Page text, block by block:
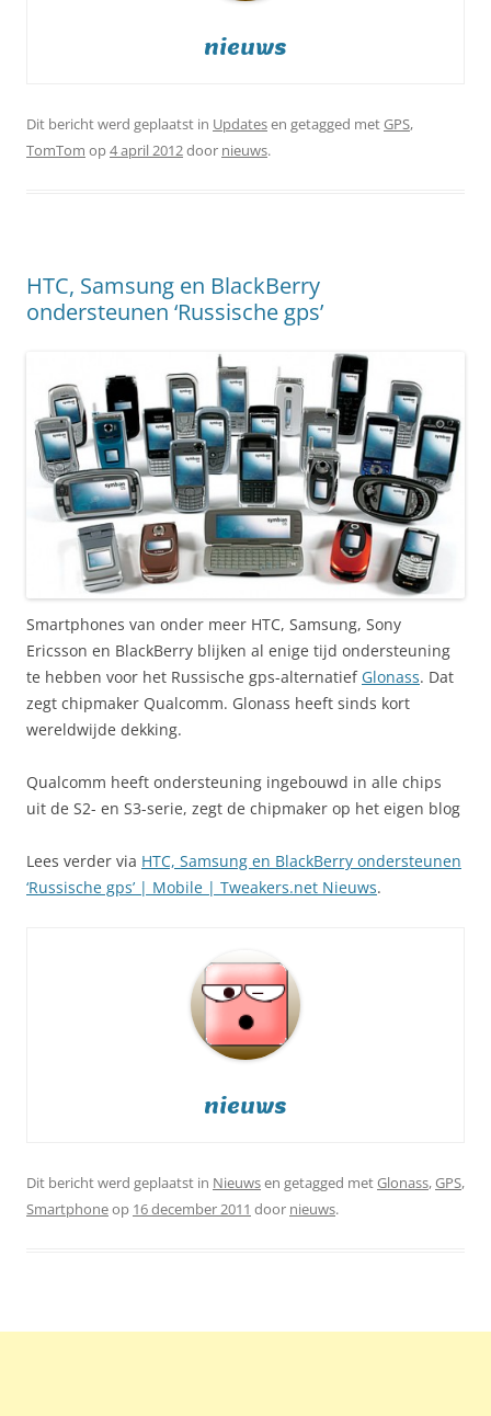
nieuws
Dit bericht werd geplaatst in Updatesen getagged metGPS,
TomTom op4 april 2012door nieuws.
HTC, Samsung en BlackBerry
ondersteunen ‘Russische gps’
Smartphones van onder meer HTC, Samsung, Sony
Ericsson en BlackBerry blijken al enige tijd ondersteuning
te hebben voor het Russische gps-alternatief Glonass. Dat
zegt chipmaker Qualcomm. Glonass heeft sinds kort
wereldwijde dekking.
Qualcomm heeft ondersteuning ingebouwd in alle chips
uit de S2- en S3-serie, zegt de chipmaker op het eigen blog
Lees verder via HTC, Samsung en BlackBerry ondersteunen
‘Russische gps’ | Mobile | Tweakers.net Nieuws.
nieuws
Dit bericht werd geplaatst in Nieuwsen getagged metGlonass,GPS,
Smartphoneop 16 december 2011 door nieuws.